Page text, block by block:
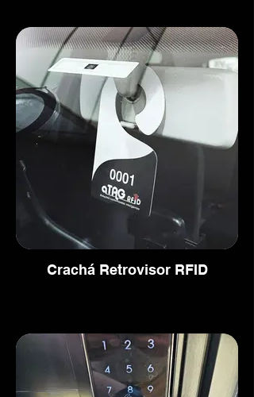
Crachá Retrovisor RFID